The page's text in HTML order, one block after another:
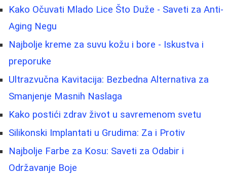
Kako Očuvati Mlado Lice Što Duže - Saveti za Anti-
Aging Negu
Najbolje kreme za suvu kožu i bore - Iskustva i
preporuke
Ultrazvučna Kavitacija: Bezbedna Alternativa za
Smanjenje Masnih Naslaga
Kako postići zdrav život u savremenom svetu
Silikonski Implantati u Grudima: Za i Protiv
Najbolje Farbe za Kosu: Saveti za Odabir i
Održavanje Boje